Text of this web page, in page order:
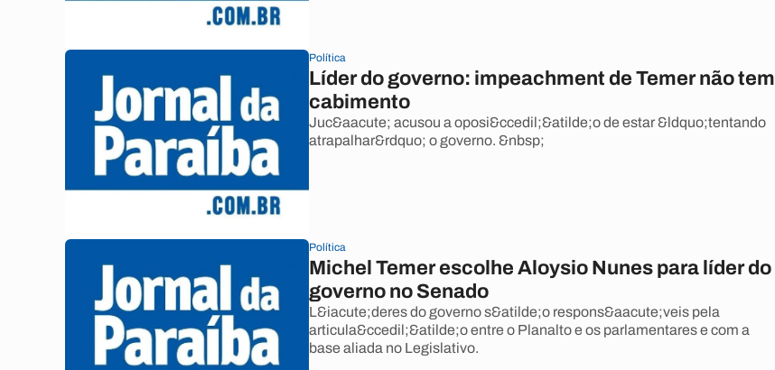
Política
Líder do governo: impeachment de Temer não tem
cabimento
Juc&aacute; acusou a oposi&ccedil;&atilde;o de estar &ldquo;tentando
atrapalhar&rdquo; o governo. &nbsp;
Política
Michel Temer escolhe Aloysio Nunes para líder do
governo no Senado
L&iacute;deres do governo s&atilde;o respons&aacute;veis pela
articula&ccedil;&atilde;o entre o Planalto e os parlamentares e com a
base aliada no Legislativo.